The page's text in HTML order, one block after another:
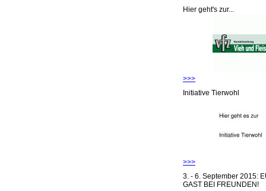
Hier geht's zur...
>>>
Initiative Tierwohl
>>>
3. - 6. September 2015:
GAST BEI FREUNDEN!